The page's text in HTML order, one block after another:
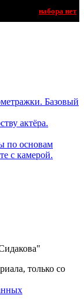
Базовый
актёра.
по основам
с камерой.
только со